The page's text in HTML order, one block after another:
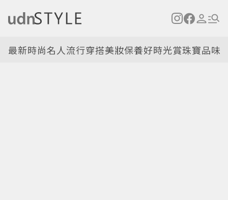
最新時尚名人流行穿搭美妝保養好時光賞珠寶品味